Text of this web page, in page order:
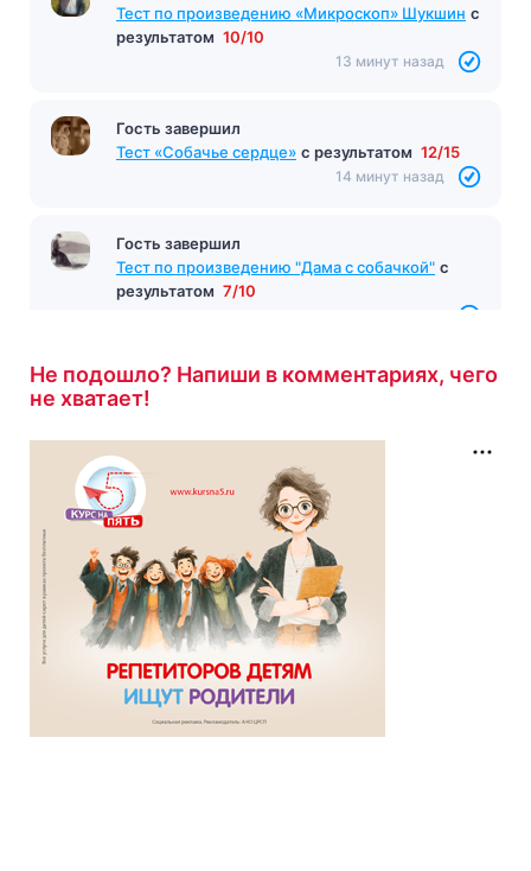
Тест по произведению «Микроскоп» Шукшин с
результатом 10/10
13 минут назад
Гость завершил
Тест «Собачье сердце» с результатом 12/15
14 минут назад
Гость завершил
Тест по произведению "Дама с собачкой" с
результатом 7/10
Не подошло? Напиши в комментариях, чего
не хватает!